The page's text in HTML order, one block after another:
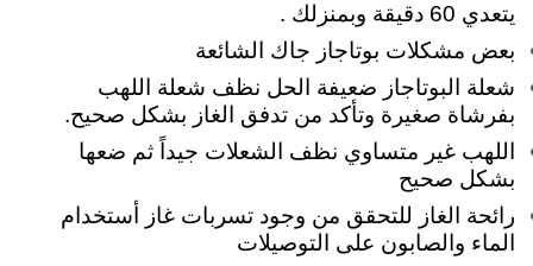
يتعدي 60 دقيقة وبمنزلك .
بعض مشكلات بوتاجاز جاك الشائعة
شعلة البوتاجاز ضعيفة الحل نظف شعلة اللهب
بفرشاة صغيرة وتأكد من تدفق الغاز بشكل صحيح.
اللهب غير متساوي نظف الشعلات جيداً ثم ضعها
بشكل صحيح
رائحة الغاز للتحقق من وجود تسربات غاز أستخدام
الماء والصابون على التوصيلات